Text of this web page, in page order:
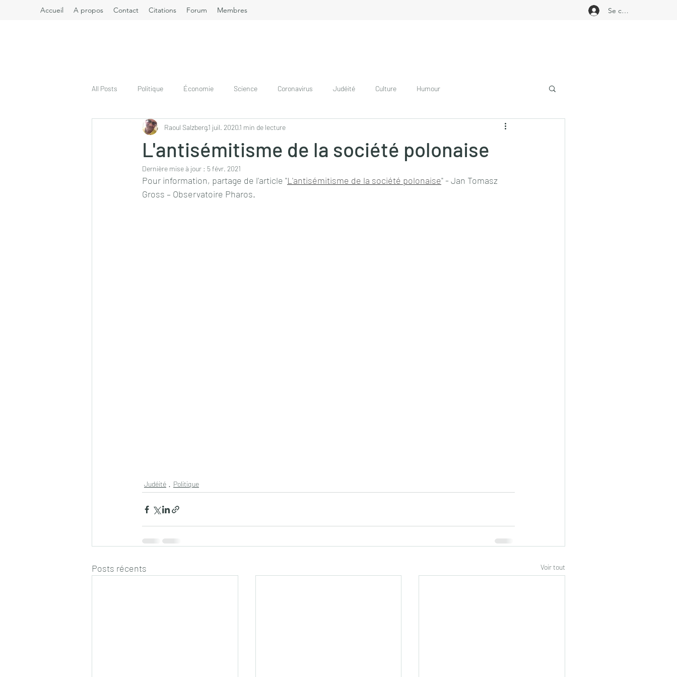
Accueil A propos Contact Citations Forum Membres Se connecter
All Posts Politique Économie Science Coronavirus Judéité Culture Humour
L'antisémitisme de la société polonaise
Raoul Salzberg1 juil. 20201 min de lecture
Dernière mise à jour : 5 févr. 2021
Pour information, partage de l'article "L'antisémitisme de la société polonaise" - Jan Tomasz
Gross – Observatoire Pharos.
Judéité Politique
Posts récents Voir tout